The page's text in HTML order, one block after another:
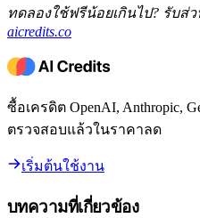
ทดลองใช้ฟรีน้อยเกินไป? รับส่
aicredits.co
ซื้อเครดิต OpenAI, Anthropic,
ตรวจสอบแล้วในราคาลด
เริ่มต้นใช้งาน
บทความที่เกี่ยวข้อง